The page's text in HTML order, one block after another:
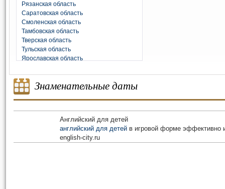
Рязанская область
Саратовская область
Смоленская область
Тамбовская область
Тверская область
Тульская область
Ярославская область
Знаменательные даты
Английский для детей
английский для детей в игровой форме эффективно
english-city.ru